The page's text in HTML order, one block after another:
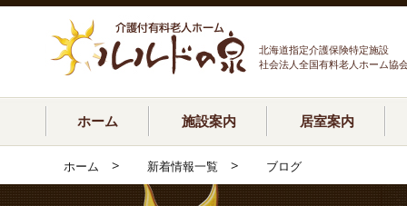
北海道指定介護保険特定施設
社会法人全国有料老人ホーム協
ホーム 施設案内 居室案内
ホーム > 新着情報一覧 > ブログ